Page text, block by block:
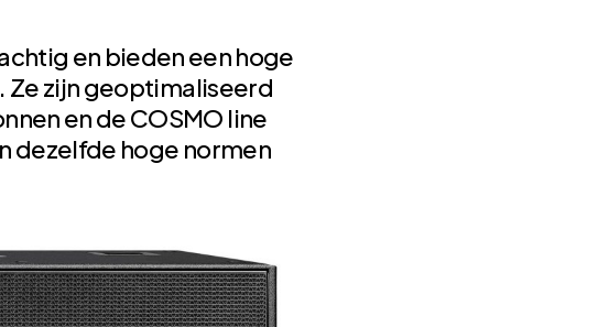
en bieden een hoge
Ze zijn geoptimaliseerd
en de COSMO line
dezelfde hoge normen